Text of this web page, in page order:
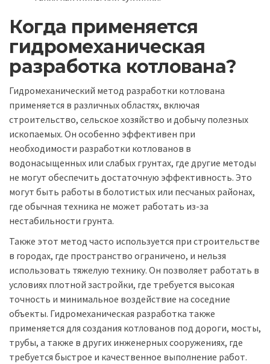
Когда применяется
гидромеханическая
разработка котлована?
Гидромеханический метод разработки котлована
применяется в различных областях, включая
строительство, сельское хозяйство и добычу полезных
ископаемых. Он особенно эффективен при
необходимости разработки котлованов в
водонасыщенных или слабых грунтах, где другие методы
не могут обеспечить достаточную эффективность. Это
могут быть работы в болотистых или песчаных районах,
где обычная техника не может работать из-за
нестабильности грунта.
Также этот метод часто используется при строительстве
в городах, где пространство ограничено, и нельзя
использовать тяжелую технику. Он позволяет работать в
условиях плотной застройки, где требуется высокая
точность и минимальное воздействие на соседние
объекты. Гидромеханическая разработка также
применяется для создания котлованов под дороги, мосты,
трубы, а также в других инженерных сооружениях, где
требуется быстрое и качественное выполнение работ.